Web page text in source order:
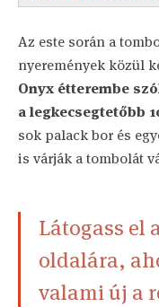
Az este során a
nyeremények közül
Onyx étterembe
a legkecsegtetőbb
sok palack bor és
is várják a tombolát
Látogass el
oldalára,
valami új a